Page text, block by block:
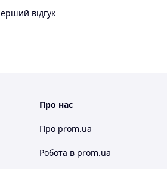
відгук
Про нас
Про prom.ua
Робота в prom.ua